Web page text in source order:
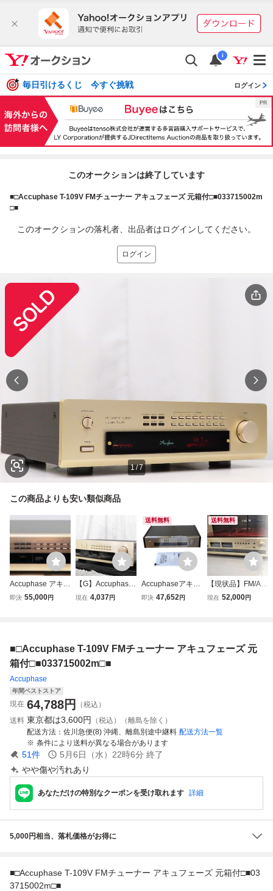
i
毎日引けるくじ 今すぐ挑戦 ログイン
このオークションは終了しています
■□Accuphase T-109V FMチューナー アキュフェーズ 元箱付□■033715002m
□■
このオークションの落札者、出品者はログインしてください。
ログイン
1/7
この商品よりも安い類似商品
Accuphase アキュ
フェーズ ステレ
即決 55,000円
【G】Accuphase
T-1000 FMチュー
現在 4,037円
送料無料
Accuphaseアキュ
フェーズ T-108シ
即決 47,652円
送料無料
【現状品】FM/AM
チューナー アキュ
現在 52,000円
■□Accuphase T-109V FMチューナー アキュフェーズ 元
箱付□■033715002m□■
Accuphase
年間ベストストア
現在 64,788円
（税込）
送料 東京都は3,600円
（税込）（離島を除く）
配送方法
佐川急便(8) 沖縄、離島別途中継料 配送方法一覧
条件により送料が異なる場合があります
51件 5月6日（水）22時6分 終了
やや傷や汚れあり
あなただけの特別なクーポンを受け取れます 詳細
5,000円相当、落札価格がお得に
■□Accuphase T-109V FMチューナー アキュフェーズ 元箱付□■03
3715002m□■